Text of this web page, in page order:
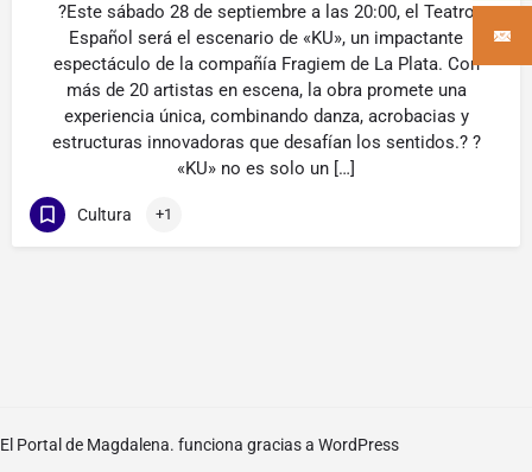
?Este sábado 28 de septiembre a las 20:00, el Teatro
Español será el escenario de «KU», un impactante
espectáculo de la compañía Fragiem de La Plata. Con
más de 20 artistas en escena, la obra promete una
experiencia única, combinando danza, acrobacias y
estructuras innovadoras que desafían los sentidos.? ?
«KU» no es solo un […]
Cultura +1
El Portal de Magdalena. funciona gracias a WordPress